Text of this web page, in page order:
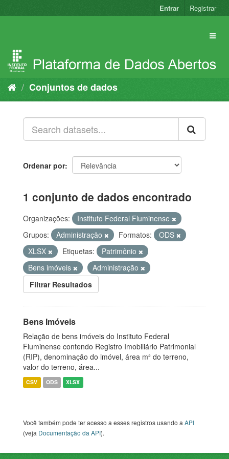
para
Entrar Registrar
Conjuntos de dados
Ordenar por
1 conjunto de dados encontrado
Organizações:
Instituto Federal Fluminense
Grupos:
Administração Formatos:
ODS
XLSX
Etiquetas:
Patrimônio
Bens imóveis
Administração
Filtrar Resultados
Bens Imóveis
Relação de bens imóveis do Instituto Federal
Fluminense contendo Registro Imobiliário Patrimonial
(RIP), denominação do imóvel, área m² do terreno,
valor do terreno, área...
CSV ODS XLSX
Você também pode ter acesso a esses registros usando aAPI
(veja Documentação da API).